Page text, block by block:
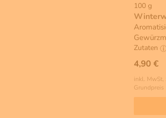
100 g
Zutaten
4,90 €
inkl. MwSt,
Grundpreis